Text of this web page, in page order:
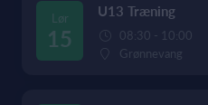
Lør
15
U13 Træning
08:30 - 10:00
Grønnevang